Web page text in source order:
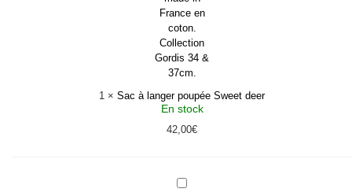
1 × Sac à langer poupée Sweet deer
En stock
42,00€
Poussette